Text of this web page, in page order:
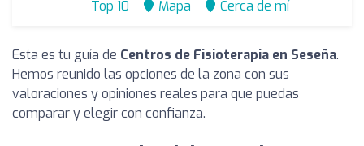
Top 10 Mapa Cerca de mí
Esta es tu guía de Centros de Fisioterapia en Seseña.
Hemos reunido las opciones de la zona con sus
valoraciones y opiniones reales para que puedas
comparar y elegir con confianza.